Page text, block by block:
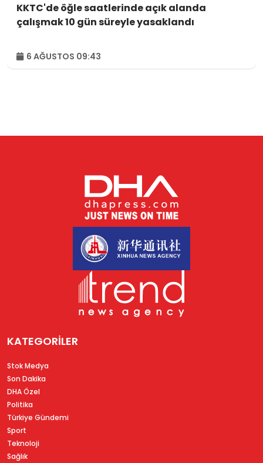
KKTC'de öğle saatlerinde açık alanda
çalışmak 10 gün süreyle yasaklandı
6 AĞUSTOS 09:43
KATEGORİLER
Stok Medya
Son Dakika
DHA Özel
Politika
Türkiye Gündemi
Sport
Teknoloji
Sağlık